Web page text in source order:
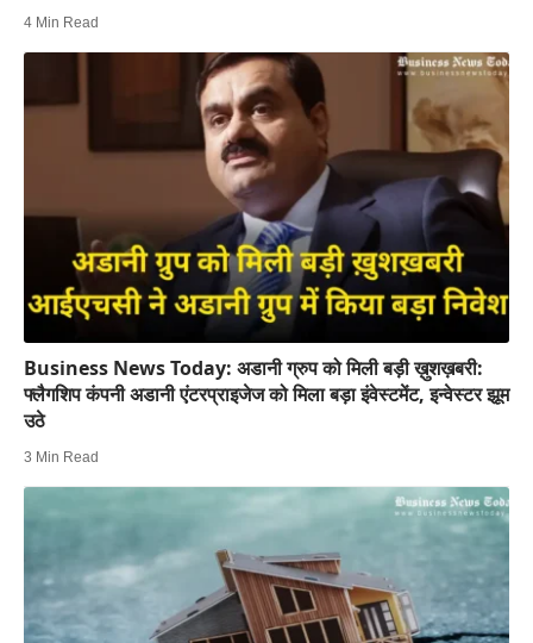
4 Min Read
Business News Today: अडानी ग्रुप को मिली बड़ी ख़ुशख़बरी:
फ्लैगशिप कंपनी अडानी एंटरप्राइजेज को मिला बड़ा इंवेस्टमेंट, इन्वेस्टर झूम
उठे
3 Min Read